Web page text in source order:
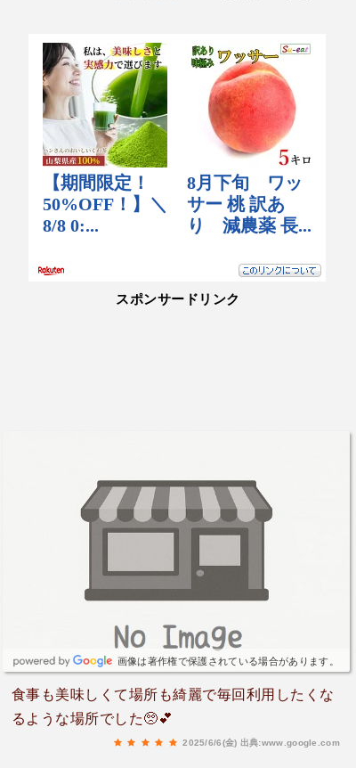
スポンサードリンク
画像は著作権で保護されている場合があります。
食事も美味しくて場所も綺麗で毎回利用したくな
るような場所でした🥺💕
2025/6/6(金) 出典:www.google.com